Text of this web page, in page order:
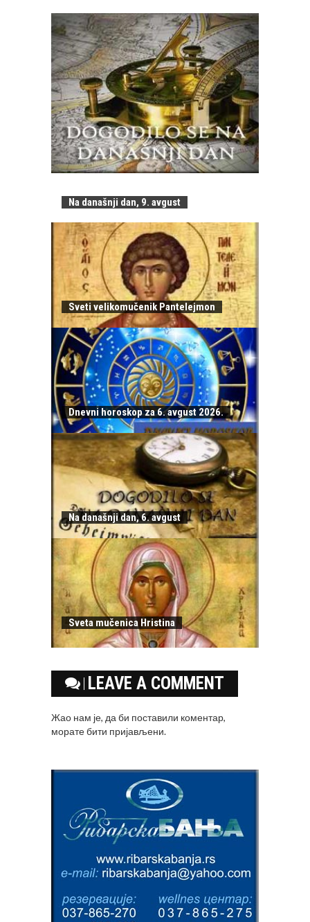
Na današnji dan, 9. avgust
Sveti velikomučenik Pantelejmon
Dnevni horoskop za 6. avgust 2026.
Na današnji dan, 6. avgust
Sveta mučenica Hristina
LEAVE A COMMENT
Жао нам је, да би поставили коментар,
моратебити пријављени.